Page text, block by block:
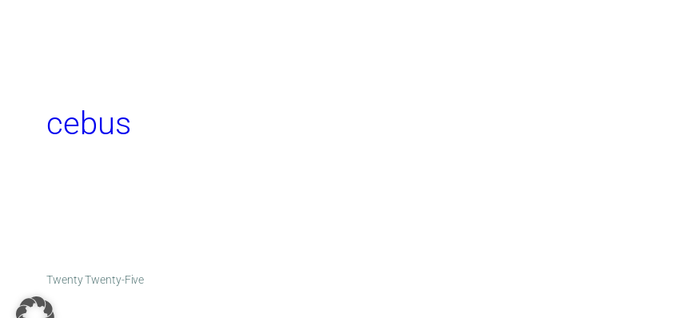
cebus
Twenty Twenty-Five